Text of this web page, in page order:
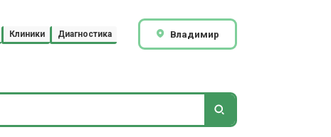
Клиники Диагностика Владимир